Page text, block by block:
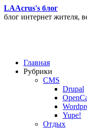
LAAcrus's блог
блог интернет жителя,
Главная
Рубрики
CMS
Drupal
Yupe!
Oтдых